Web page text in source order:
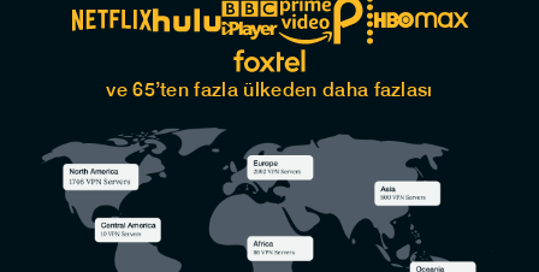
ve 65’ten fazla ülkeden daha fazlası